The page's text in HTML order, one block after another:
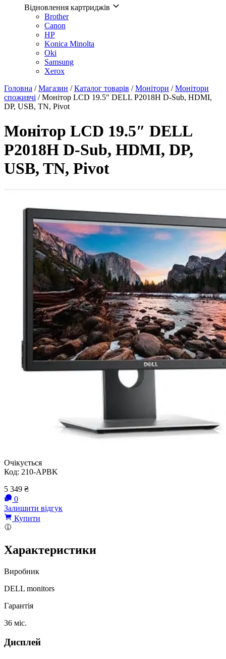
Відновлення картриджів
Brother
Canon
HP
Konica Minolta
Oki
Samsung
Xerox
Головна /Магазин /Каталог товарів /Монітори /Монітори
споживчі / Монітор LCD 19.5″ DELL P2018H D-Sub, HDMI,
DP, USB, TN, Pivot
Монітор LCD 19.5″ DELL
P2018H D-Sub, HDMI, DP,
USB, TN, Pivot
Очікується
Код: 210-APBK
5 349 ₴
0
Залишити відгук
Купити
Характеристики
Виробник
DELL monitors
Гарантія
36 міс.
Дисплей